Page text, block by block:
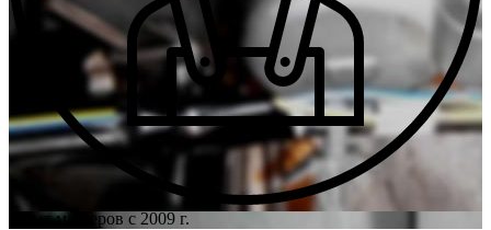
Опыт мастеров с 2009 г.